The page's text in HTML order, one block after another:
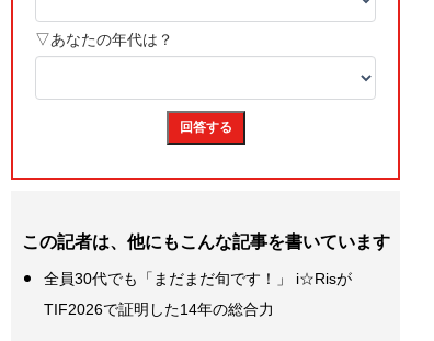
この記者は、他にもこんな記事を書いています
全員30代でも「まだまだ旬です！」 i☆Risが
TIF2026で証明した14年の総合力